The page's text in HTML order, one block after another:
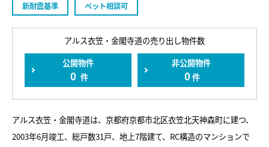
新耐震基準 ペット相談可
アルス衣笠・金閣寺道の売り出し物件数
公開物件
0 件
非公開物件
0 件
アルス衣笠・金閣寺道は、京都府京都市北区衣笠北天神森町に建つ、
2003年6月竣工、総戸数31戸、地上7階建て、RC構造のマンションで